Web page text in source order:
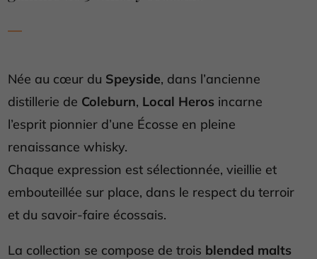
Née au cœur du Speyside, dans l’ancienne
distillerie de Coleburn, Local Herosincarne
l’esprit pionnier d’une Écosse en pleine
renaissance whisky.
Chaque expression est sélectionnée, vieillie et
embouteillée sur place, dans le respect du terroir
et du savoir-faire écossais.
La collection se compose de trois blended malts